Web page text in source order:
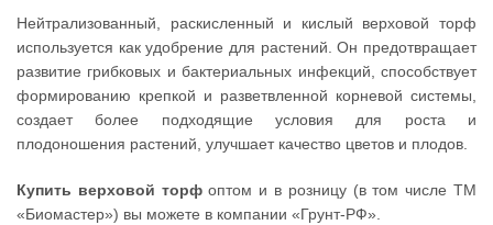
Нейтрализованный, раскисленный и кислый верховой торф
используется как удобрение для растений. Он предотвращает
развитие грибковых и бактериальных инфекций, способствует
формированию крепкой и разветвленной корневой системы,
создает более подходящие условия для роста и
плодоношения растений, улучшает качество цветов и плодов.
Купить верховой торфоптом и в розницу (в том числе ТМ
«Биомастер») вы можете в компании «Грунт-РФ».